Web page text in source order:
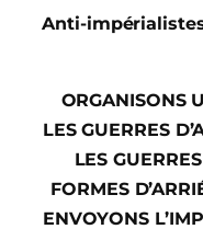
Anti-
ORGANISONS
LES GUERRES
LES
FORMES
ENVOYONS